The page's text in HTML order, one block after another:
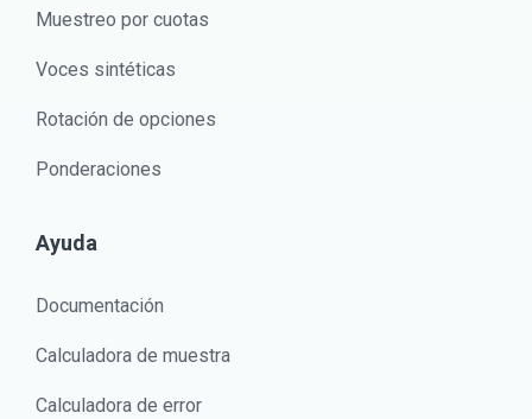
Muestreo por cuotas
Voces sintéticas
Rotación de opciones
Ponderaciones
Ayuda
Documentación
Calculadora de muestra
Calculadora de error